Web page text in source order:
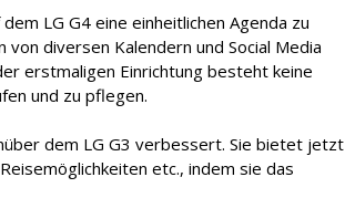
LG G4 eine einheitlichen Agenda zu
diversen Kalendern und Social Media
erstmaligen Einrichtung besteht keine
und zu pflegen.
dem LG G3 verbessert. Sie bietet jetzt
etc., indem sie das